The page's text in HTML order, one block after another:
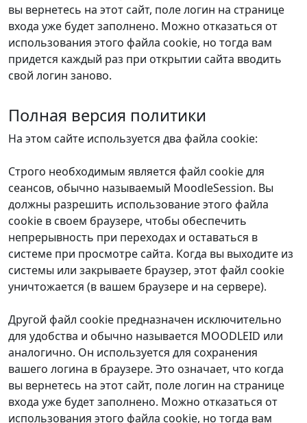
вы вернетесь на этот сайт, поле логин на странице
входа уже будет заполнено. Можно отказаться от
использования этого файла cookie, но тогда вам
придется каждый раз при открытии сайта вводить
свой логин заново.
Полная версия политики
На этом сайте используется два файла cookie:
Строго необходимым является файл cookie для
сеансов, обычно называемый MoodleSession. Вы
должны разрешить использование этого файла
cookie в своем браузере, чтобы обеспечить
непрерывность при переходах и оставаться в
системе при просмотре сайта. Когда вы выходите из
системы или закрываете браузер, этот файл cookie
уничтожается (в вашем браузере и на сервере).
Другой файл cookie предназначен исключительно
для удобства и обычно называется MOODLEID или
аналогично. Он используется для сохранения
вашего логина в браузере. Это означает, что когда
вы вернетесь на этот сайт, поле логин на странице
входа уже будет заполнено. Можно отказаться от
использования этого файла cookie, но тогда вам